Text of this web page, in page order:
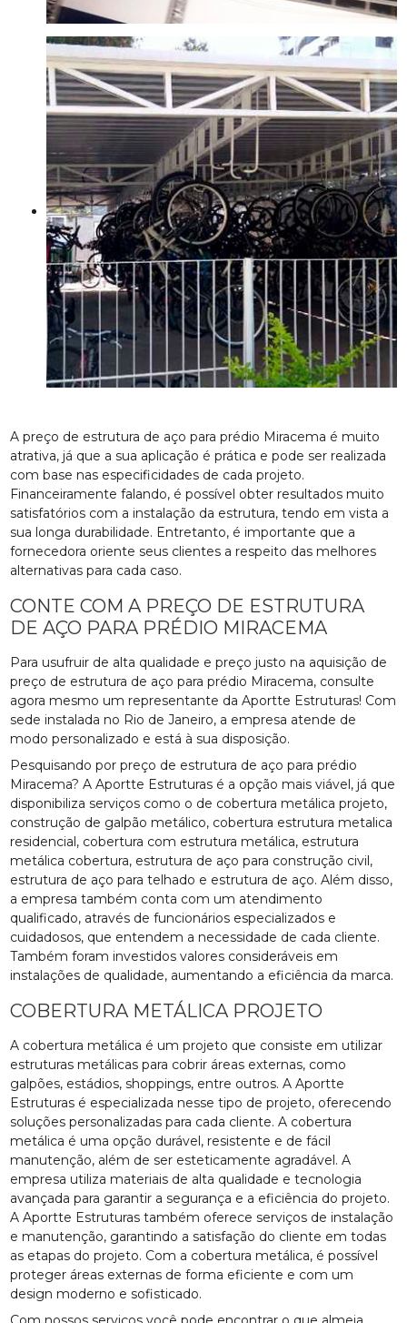
A preço de estrutura de aço para prédio Miracema é muito
atrativa, já que a sua aplicação é prática e pode ser realizada
com base nas especificidades de cada projeto.
Financeiramente falando, é possível obter resultados muito
satisfatórios com a instalação da estrutura, tendo em vista a
sua longa durabilidade. Entretanto, é importante que a
fornecedora oriente seus clientes a respeito das melhores
alternativas para cada caso.
CONTE COM A PREÇO DE ESTRUTURA
DE AÇO PARA PRÉDIO MIRACEMA
Para usufruir de alta qualidade e preço justo na aquisição de
preço de estrutura de aço para prédio Miracema, consulte
agora mesmo um representante da Aportte Estruturas! Com
sede instalada no Rio de Janeiro, a empresa atende de
modo personalizado e está à sua disposição.
Pesquisando por preço de estrutura de aço para prédio
Miracema? A Aportte Estruturas é a opção mais viável, já que
disponibiliza serviços como o de cobertura metálica projeto,
construção de galpão metálico, cobertura estrutura metalica
residencial, cobertura com estrutura metálica, estrutura
metálica cobertura, estrutura de aço para construção civil,
estrutura de aço para telhado e estrutura de aço. Além disso,
a empresa também conta com um atendimento
qualificado, através de funcionários especializados e
cuidadosos, que entendem a necessidade de cada cliente.
Também foram investidos valores consideráveis em
instalações de qualidade, aumentando a eficiência da marca.
COBERTURA METÁLICA PROJETO
A cobertura metálica é um projeto que consiste em utilizar
estruturas metálicas para cobrir áreas externas, como
galpões, estádios, shoppings, entre outros. A Aportte
Estruturas é especializada nesse tipo de projeto, oferecendo
soluções personalizadas para cada cliente. A cobertura
metálica é uma opção durável, resistente e de fácil
manutenção, além de ser esteticamente agradável. A
empresa utiliza materiais de alta qualidade e tecnologia
avançada para garantir a segurança e a eficiência do projeto.
A Aportte Estruturas também oferece serviços de instalação
e manutenção, garantindo a satisfação do cliente em todas
as etapas do projeto. Com a cobertura metálica, é possível
proteger áreas externas de forma eficiente e com um
design moderno e sofisticado.